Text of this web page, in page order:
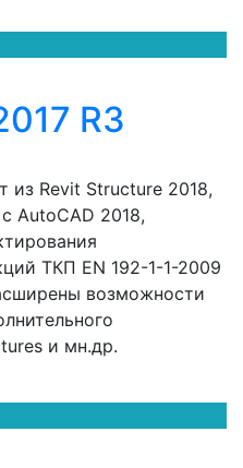
R3
из Revit Structure 2018,
AutoCAD 2018,
ТКП EN 192-1-1-2009
возможности
и мн.др.